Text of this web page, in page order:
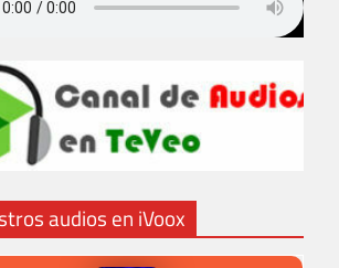
audios en iVoox